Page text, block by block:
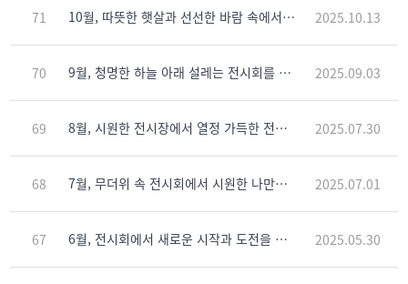
71 10월, 따뜻한 햇살과 선선한 바람 속에서 즐거운 전시회를 만끽해보세요! 2025.10.13
70 9월, 청명한 하늘 아래 설레는 전시회를 만끽해보세요! 2025.09.03
69 8월, 시원한 전시장에서 열정 가득한 전시회를 즐겨보세요! 2025.07.30
68 7월, 무더위 속 전시회에서 시원한 나만의 시간을 즐겨보세요! 2025.07.01
67 6월, 전시회에서 새로운 시작과 도전을 빛나게 만들어보세요! 2025.05.30